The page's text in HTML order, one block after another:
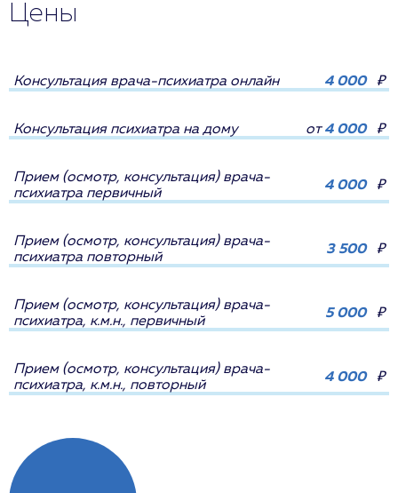
Цены
Консультация врача-психиатра онлайн 4 000 ₽
Консультация психиатра на дому от4 000 ₽
Прием (осмотр, консультация) врача-
психиатра первичный
4 000 ₽
Прием (осмотр, консультация) врача-
психиатра повторный
3 500 ₽
Прием (осмотр, консультация) врача-
психиатра, к.м.н., первичный
5 000 ₽
Прием (осмотр, консультация) врача-
психиатра, к.м.н., повторный
4 000 ₽